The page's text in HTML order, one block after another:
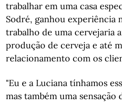
trabalhar em uma casa
Sodré, ganhou experiência
trabalho de uma cervejaria
produção de cerveja e até
relacionamento com os
"Eu e a Luciana tínhamos
mas também uma sensação